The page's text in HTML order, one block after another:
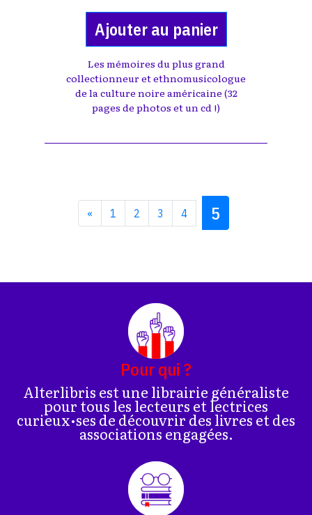
Ajouter au panier
Les mémoires du plus grand
collectionneur et ethnomusicologue
de la culture noire américaine (32
pages de photos et un cd !)
« 1 2 3 4 5
Pour qui ?
Alterlibris est une librairie généraliste
pour tous les lecteurs et lectrices
curieux•ses de découvrir des livres et des
associations engagées.